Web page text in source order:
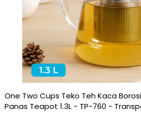
One Two Cups Teko Teh Kaca
Panas Teapot 1.3L - TP-760 -